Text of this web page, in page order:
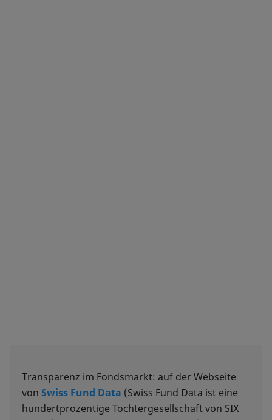
Transparenz im Fondsmarkt: auf der Webseite
von Swiss Fund Data (Swiss Fund Data ist eine
hundertprozentige Tochtergesellschaft von SIX